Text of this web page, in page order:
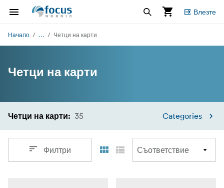
Влезте
Начало ... Четци на карти
Четци на карти
Четци на карти: 35 Categories
Филтри